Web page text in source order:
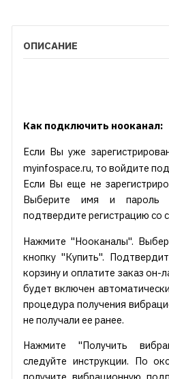
ОПИСАНИЕ
Как подключить нооканал:
Если Вы уже
myinfospace.ru, то войдите
Если Вы еще не
Выберите имя и
подтвердите регистрацию со
Нажмите "Нооканалы".
кнопку "Купить".
корзину и оплатите заказ он-
будет включен
процедура получения
не получали ее ранее.
Нажмите "Получить
следуйте инструкции. По